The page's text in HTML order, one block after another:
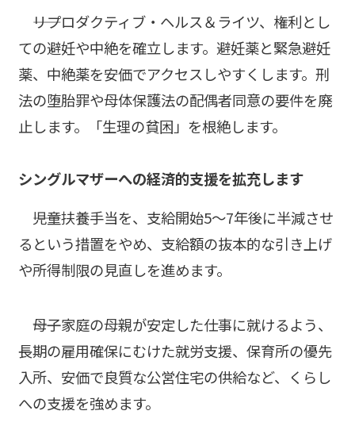
――リプロダクティブ・ヘルス＆ライツ、権利とし
ての避妊や中絶を確立します。避妊薬と緊急避妊
薬、中絶薬を安価でアクセスしやすくします。刑
法の堕胎罪や母体保護法の配偶者同意の要件を廃
止します。「生理の貧困」を根絶します。
シングルマザーへの経済的支援を拡充します
――児童扶養手当を、支給開始5～7年後に半減させ
るという措置をやめ、支給額の抜本的な引き上げ
や所得制限の見直しを進めます。
――母子家庭の母親が安定した仕事に就けるよう、
長期の雇用確保にむけた就労支援、保育所の優先
入所、安価で良質な公営住宅の供給など、くらし
への支援を強めます。